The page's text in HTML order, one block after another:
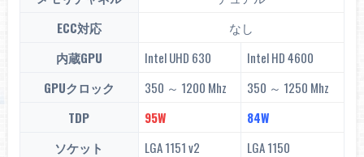
ECC対応
なし
内蔵GPU
Intel UHD 630
Intel HD 4600
GPUクロック
350 ～ 1200 Mhz
350 ～ 1250 Mhz
TDP
95W
84W
ソケット
LGA 1151 v2
LGA 1150